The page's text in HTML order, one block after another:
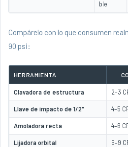
ble
Compárelo con lo que consumen
90 psi:
HERRAMIENTA
Clavadora de estructura 2–3
Llave de impacto de 1/2" 4–5
Amoladora recta 4–6
Lijadora orbital 6–9